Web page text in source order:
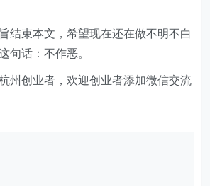
结束本文，希望现在还在做不明不白
句话：不作恶。
州创业者，欢迎创业者添加微信交流